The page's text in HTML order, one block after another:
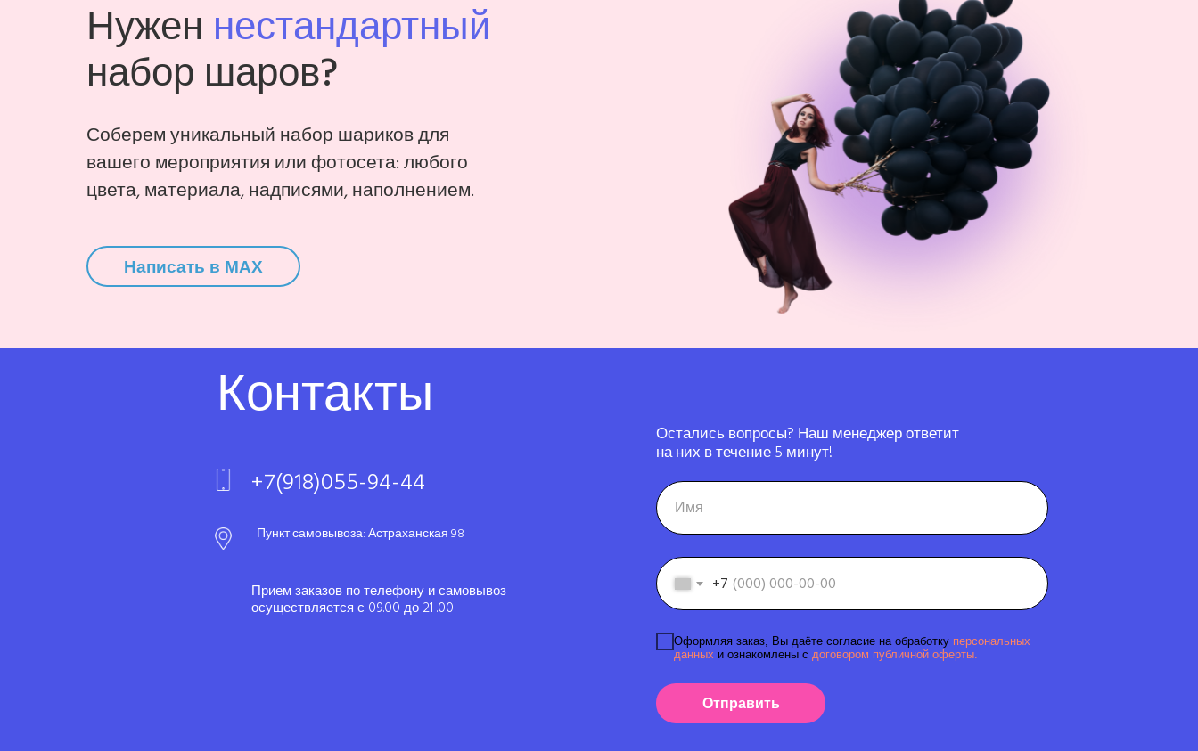
Нужен нестандартный
набор шаров?
Соберем уникальный набор шариков для
вашего мероприятия или фотосета: любого
цвета, материала, надписями, наполнением.
Написать в MAX
+7
Оформляя заказ, Вы даёте согласие на обработку персональных
данных и ознакомлены с договором публичной оферты.
Отправить
Контакты
Пункт самовывоза: Астраханская 98
+7(918)055-94-44
Прием заказов по телефону и самовывоз
осуществляется с 09.00 до 21 .00
Остались вопросы? Наш менеджер ответит
на них в течение 5 минут!